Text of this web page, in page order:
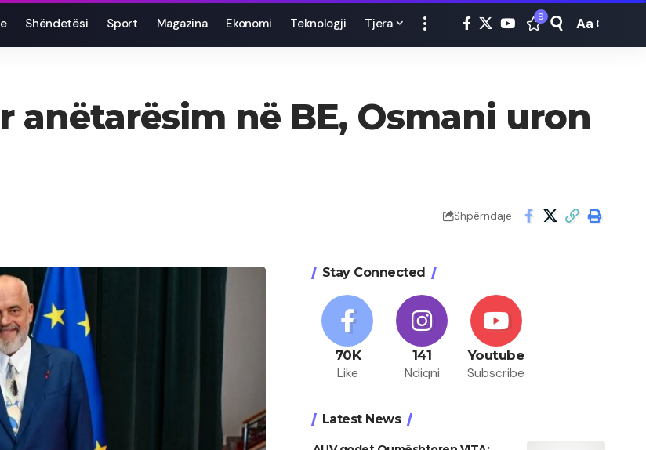
Shëndetësi Sport Magazina Ekonomi Teknologji Tjera 9
Font
Aa
anëtarësim në BE, Osmani uron
Shpërndaje
Stay Connected
70K
Like
141
Ndiqni
Youtube
Subscribe
Latest News